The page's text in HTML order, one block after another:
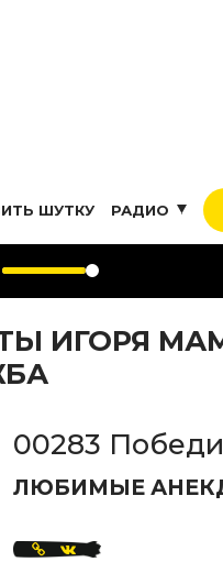
ШУТКУ РАДИО
ИГОРЯ
00283
ЛЮБИМЫЕ